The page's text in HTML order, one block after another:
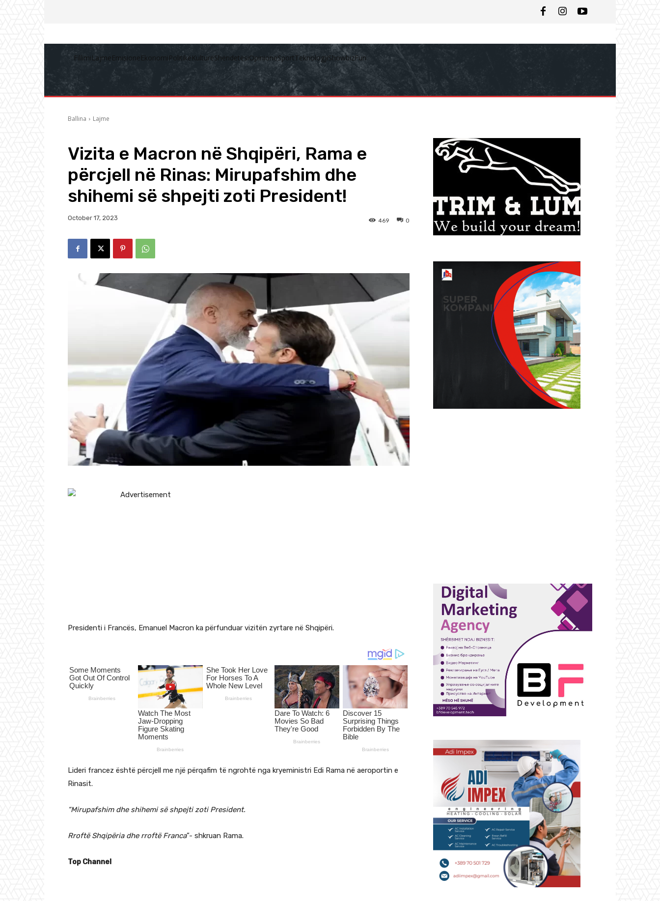
FillimiLajmeEmisioneEkonomiPolitikëKulturëShëndetësiOpinioneSportTeknologjiShowbizFun
Ballina Lajme
Vizita e Macron në Shqipëri, Rama e
përcjell në Rinas: Mirupafshim dhe
shihemi së shpejti zoti President!
October 17, 2023 0
469
Presidenti i Francës, Emanuel Macron ka përfunduar vizitën zyrtare në Shqipëri.
Lideri francez është përcjell me një përqafim të ngrohtë nga kryeministri Edi Rama në aeroportin e
Rinasit.
“Mirupafshim dhe shihemi së shpejti zoti President.
Rroftë Shqipëria dhe rroftë Franca”- shkruan Rama.
Top Channel